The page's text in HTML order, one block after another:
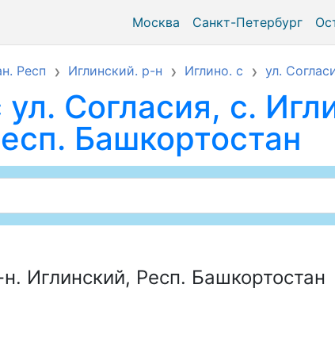
Москва Санкт-Петербург
Респ Иглинский. р-н Иглино. с ул.
Согласия, с.
Башкортостан
Иглинский, Респ. Башкортостан